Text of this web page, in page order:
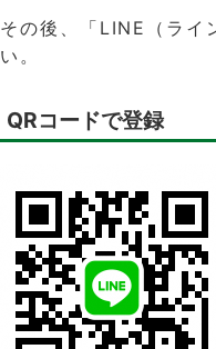
その後、「LINE（ライ
い。
QRコードで登録